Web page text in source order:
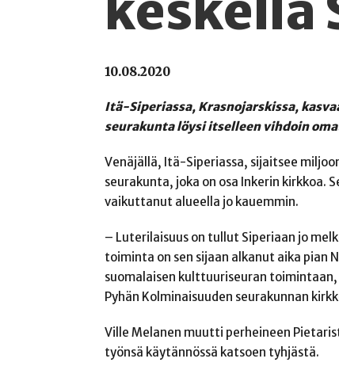
10.08.2020
Itä-Siperiassa, Krasnojarskissa,
seurakunta löysi itselleen vihdoin
Venäjällä, Itä-Siperiassa, sijaitsee
seurakunta, joka on osa Inkerin kirkkoa.
vaikuttanut alueella jo kauemmin.
– Luterilaisuus on tullut Siperiaan jo
toiminta on sen sijaan alkanut aika pian
suomalaisen kulttuuriseuran
Pyhän Kolminaisuuden seurakunnan
Ville Melanen muutti perheineen
työnsä käytännössä katsoen tyhjästä.